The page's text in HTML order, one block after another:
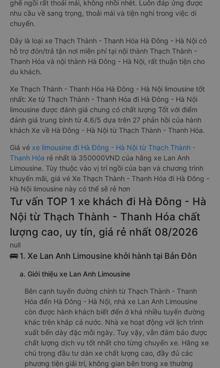
ghế ngồi rất thoải mái, không nhồi nhét. Luôn đáp ứng được
nhu cầu về sang trọng, thoải mái và tiện nghi trong việc di
chuyển.
Đây là loại xe Thạch Thành - Thanh Hóa Hà Đông - Hà Nội có
hỗ trợ đón/trả tận nơi miễn phí tại nội thành Thạch Thành -
Thanh Hóa và nội thành Hà Đông - Hà Nội, rất thuận tiện cho
du khách.
Xe Thạch Thành - Thanh Hóa Hà Đông - Hà Nội limousine tốt
nhất: Xe từ Thạch Thành - Thanh Hóa đi Hà Đông - Hà Nội
limousine được đánh giá chung có chất lượng Tốt với điểm
đánh giá trung bình từ 4.6/5 dựa trên 27 phản hồi của hành
khách Xe về Hà Đông - Hà Nội từ Thạch Thành - Thanh Hóa.
Giá vé xe limousine đi Hà Đông - Hà Nội từ Thạch Thành -
Thanh Hóa rẻ nhất là 350000VND của hãng xe Lan Anh
Limousine. Tùy thuộc vào vị trí ngồi của bạn và chương trình
khuyến mãi, giá vé Xe Thạch Thành - Thanh Hóa đi Hà Đông -
Hà Nội limousine này có thể sẽ rẻ hơn
Tư vấn TOP 1 xe khách đi Hà Đông - Hà
Nội từ Thạch Thành - Thanh Hóa chất
lượng cao, uy tín, giá rẻ nhất 08/2026
null
🚌 1. Xe Lan Anh Limousine khởi hành tại Bản Đôn
a. Giới thiệu xe Lan Anh Limousine
Bên cạnh tuyến đường chính từ Thạch Thành - Thanh
Hóa đến Hà Đông - Hà Nội, nhà xe Lan Anh Limousine
còn được hành khách biết đến ở khá nhiều tuyến đường
khác trên khắp cả nước. Nhà xe hoạt động với lịch trình
xuất bến dày đặc mỗi ngày. Tuy vậy, vẫn đảm bảo được
chất lượng dịch vụ tốt nhất cho từng chuyến xe. Hãng xe
chú trọng đầu tư dàn xe chất lượng cao, đầy đủ các
phương tiện giải trí, không gian bên trong xe thường